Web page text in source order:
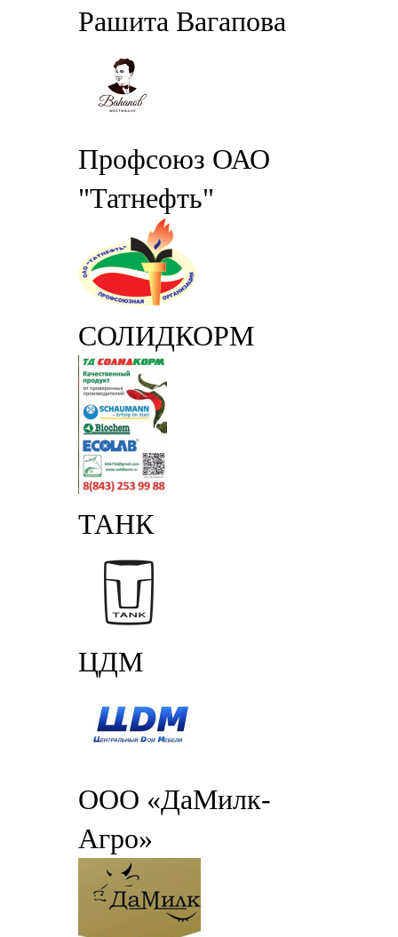
Рашита Вагапова
Профсоюз ОАО
"Татнефть"
СОЛИДКОРМ
ТАНК
ЦДМ
ООО «ДаМилк-
Агро»